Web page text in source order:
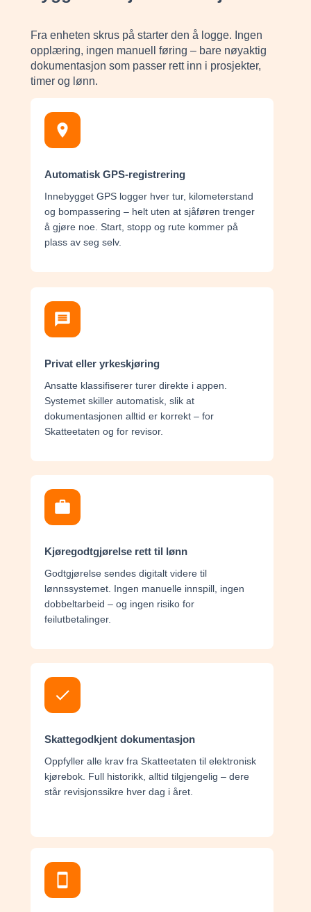
Fra enheten skrus på starter den å logge. Ingen
opplæring, ingen manuell føring – bare nøyaktig
dokumentasjon som passer rett inn i prosjekter,
timer og lønn.
Automatisk GPS-registrering
Innebygget GPS logger hver tur, kilometerstand
og bompassering – helt uten at sjåføren trenger
å gjøre noe. Start, stopp og rute kommer på
plass av seg selv.
Privat eller yrkeskjøring
Ansatte klassifiserer turer direkte i appen.
Systemet skiller automatisk, slik at
dokumentasjonen alltid er korrekt – for
Skatteetaten og for revisor.
Kjøregodtgjørelse rett til lønn
Godtgjørelse sendes digitalt videre til
lønnssystemet. Ingen manuelle innspill, ingen
dobbeltarbeid – og ingen risiko for
feilutbetalinger.
Skattegodkjent dokumentasjon
Oppfyller alle krav fra Skatteetaten til elektronisk
kjørebok. Full historikk, alltid tilgjengelig – dere
står revisjonssikre hver dag i året.